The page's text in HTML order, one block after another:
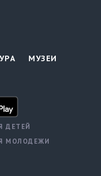
МУЗЕИ
ДЕТЕЙ
МОЛОДЕЖИ